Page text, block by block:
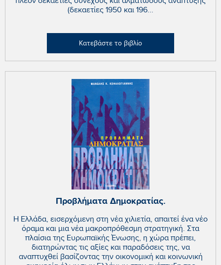
(δεκαετίες 1950 και 196...
Κατεβάστε το βιβλίο
Προβλήματα Δημοκρατίας.
Η Ελλάδα, εισερχόμενη στη νέα χιλιετία, απαιτεί ένα νέο
όραμα και μια νέα μακροπρόθεσμη στρατηγική. Στα
πλαίσια της Ευρωπαϊκής Ένωσης, η χώρα πρέπει,
διατηρώντας τις αξίες και παραδόσεις της, να
αναπτυχθεί βασίζοντας την οικονομική και κοινωνική